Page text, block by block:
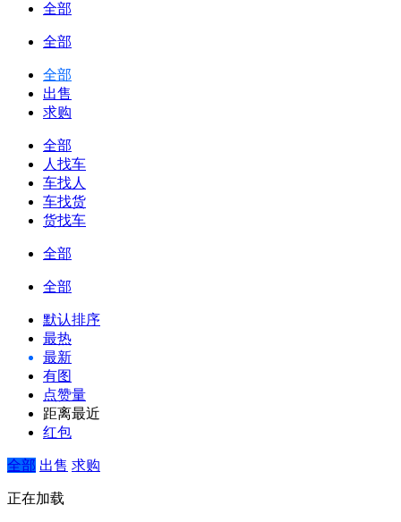
全部
全部
全部
出售
求购
全部
人找车
车找人
车找货
货找车
全部
全部
默认排序
最热
最新
有图
点赞量
距离最近
红包
全部 出售 求购
正在加载